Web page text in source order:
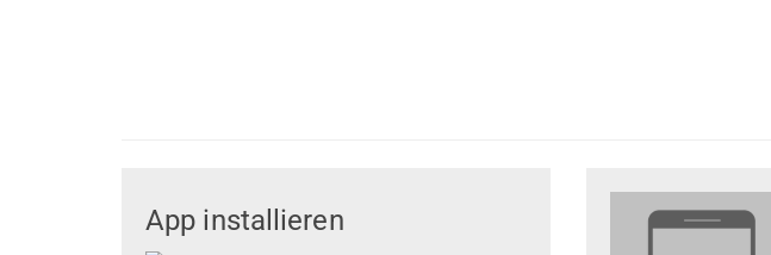
App installieren